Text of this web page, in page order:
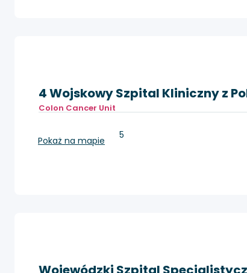
4 Wojskowy Szpital Kliniczny z
Colon Cancer Unit
Wrocław, Weigla 5
Pokaż na mapie